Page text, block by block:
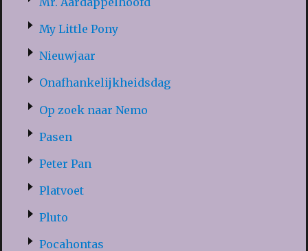
My Little Pony
Nieuwjaar
Onafhankelijkheidsdag
Op zoek naar Nemo
Pasen
Peter Pan
Platvoet
Pluto
Pocahontas